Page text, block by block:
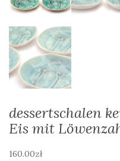
dessertschalen
Eis mit
160.00zł